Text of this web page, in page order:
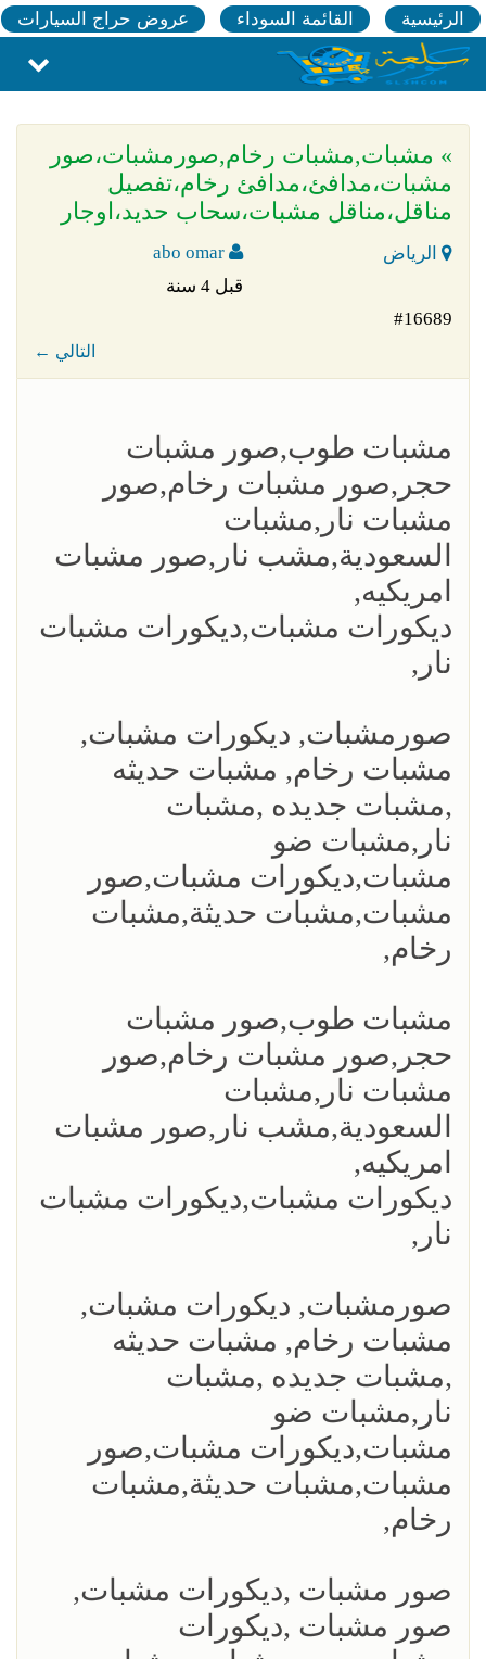
الرئيسية القائمة السوداء عروض حراج السيارات
» مشبات,مشبات رخام,صورمشبات،صور
مشبات،مدافئ،مدافئ رخام،تفصيل
مناقل،مناقل مشبات،سحاب حديد،اوجار
الرياض
قبل 4 سنة
#16689
← التالي
مشبات طوب,صور مشبات
حجر,صور مشبات رخام,صور
مشبات نار,مشبات
السعودية,مشب نار,صور مشبات
امريكيه,
ديكورات مشبات,ديكورات مشبات
نار,
صورمشبات, ديكورات مشبات,
مشبات رخام, مشبات حديثه
,مشبات جديده ,مشبات
نار,مشبات ضو
مشبات,ديكورات مشبات,صور
مشبات,مشبات حديثة,مشبات
رخام,
مشبات طوب,صور مشبات
حجر,صور مشبات رخام,صور
مشبات نار,مشبات
السعودية,مشب نار,صور مشبات
امريكيه,
ديكورات مشبات,ديكورات مشبات
نار,
صورمشبات, ديكورات مشبات,
مشبات رخام, مشبات حديثه
,مشبات جديده ,مشبات
نار,مشبات ضو
مشبات,ديكورات مشبات,صور
مشبات,مشبات حديثة,مشبات
رخام,
صور مشبات ,ديكورات مشبات,
صور مشبات ,ديكورات